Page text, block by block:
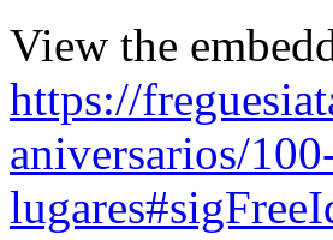
View the
https://
aniversarios/